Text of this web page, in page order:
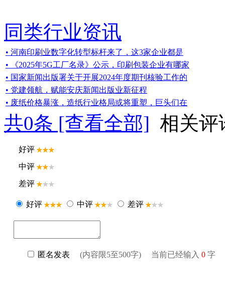
同类行业资讯
• 河南印刷业数字化转型标杆来了，这3家企业都是
• 《2025年5G工厂名录》公示，印刷包装企业有哪家
• 国家新闻出版署关于开展2024年度期刊核验工作的
• 党建领航，赋能安庆新闻出版业新征程
• 废纸价格暴涨，造纸行业格局或将重塑，巨头们在
共0条 [查看全部] 相关评